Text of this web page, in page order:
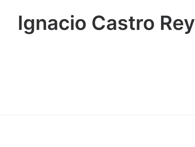
Ignacio Castro Rey